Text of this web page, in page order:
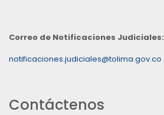
Correo de Notificaciones Judiciales:
notificaciones.judiciales@tolima.gov.co
Contáctenos